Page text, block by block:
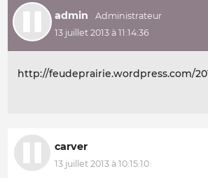
admin
13 juillet 2013 à 11:14:36
http://feudeprairie.wordpress.com/
carver
13 juillet 2013 à 10:15:10